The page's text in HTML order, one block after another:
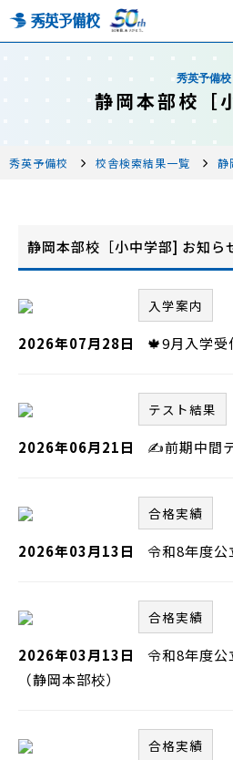
秀英予備校
静岡本部校［
秀英予備校 校舎検索結果一覧 静
静岡本部校［小中学部] お知ら
入学案内
2026年07月28日 🍁9月入学受
テスト結果
2026年06月21日 ✍前期中間
合格実績
2026年03月13日 令和8年度
合格実績
2026年03月13日
令和8年度
（静岡本部校）
合格実績